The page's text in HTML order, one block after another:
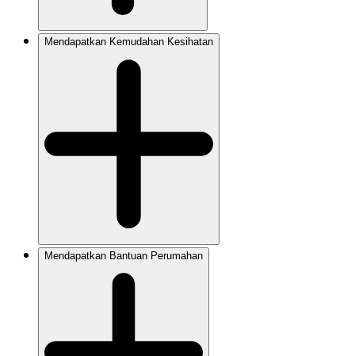
Mendapatkan Kemudahan Kesihatan
Mendapatkan Bantuan Perumahan